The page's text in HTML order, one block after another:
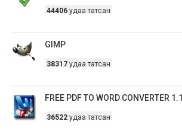
44406 удаа татсан
GIMP
38317 удаа татсан
FREE PDF TO WORD CONVERTER 1.1
36522 удаа татсан